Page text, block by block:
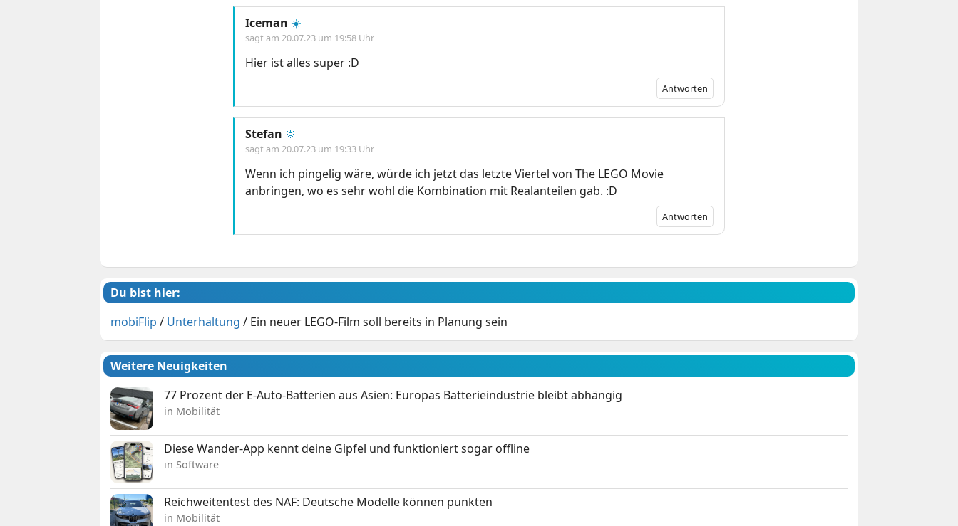
Iceman ☀️
sagt am 20.07.23 um 19:58 Uhr
Hier ist alles super :D
Antworten
Stefan 🔆
sagt am 20.07.23 um 19:33 Uhr
Wenn ich pingelig wäre, würde ich jetzt das letzte Viertel von The LEGO Movie
anbringen, wo es sehr wohl die Kombination mit Realanteilen gab. :D
Antworten
Du bist hier:
mobiFlip / Unterhaltung / Ein neuer LEGO-Film soll bereits in Planung sein
Weitere Neuigkeiten
77 Prozent der E-Auto-Batterien aus Asien: Europas Batterieindustrie bleibt abhängig
in Mobilität
Diese Wander-App kennt deine Gipfel und funktioniert sogar offline
in Software
Reichweitentest des NAF: Deutsche Modelle können punkten
in Mobilität